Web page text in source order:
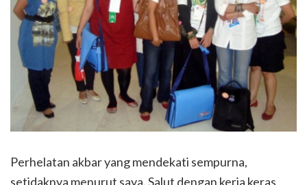
Perhelatan akbar yang mendekati sempurna,
setidaknya menurut saya. Salut dengan kerja keras